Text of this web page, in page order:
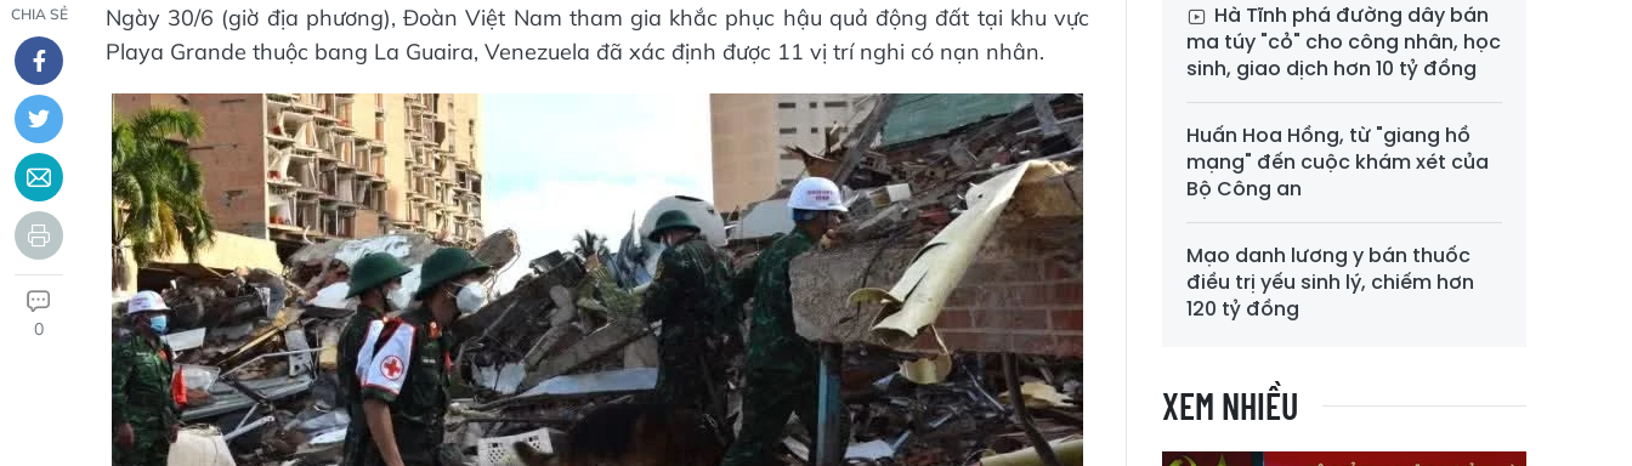
CHIA SẺ
0
Ngày 30/6 (giờ địa phương), Đoàn Việt Nam tham gia khắc phục hậu quả động đất tại khu vực
Playa Grande thuộc bang La Guaira, Venezuela đã xác định được 11 vị trí nghi có nạn nhân.
Hà Tĩnh phá đường dây bán
ma túy "cỏ" cho công nhân, học
sinh, giao dịch hơn 10 tỷ đồng
Huấn Hoa Hồng, từ "giang hồ
mạng" đến cuộc khám xét của
Bộ Công an
Mạo danh lương y bán thuốc
điều trị yếu sinh lý, chiếm hơn
120 tỷ đồng
XEM NHIỀU